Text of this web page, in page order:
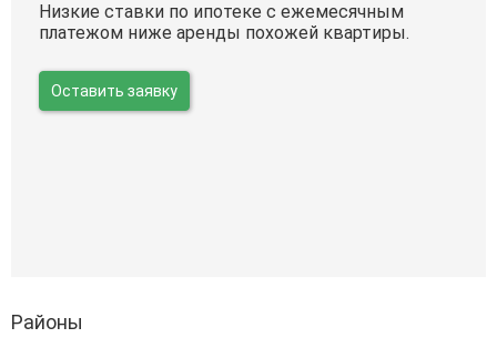
Низкие ставки по ипотеке с ежемесячным
платежом ниже аренды похожей квартиры.
Оставить заявку
Районы